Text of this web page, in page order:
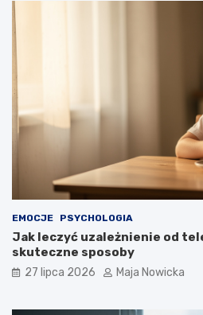
EMOCJE PSYCHOLOGIA
Jak leczyć uzależnienie od
skuteczne sposoby
27 lipca 2026 Maja Nowicka